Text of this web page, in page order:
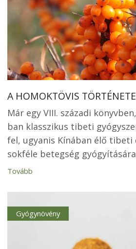
A HOMOKTÖVIS TÖRTÉNETE
Már egy VIII. századi
ban klasszikus tibeti
fel, ugyanis Kínában élő tibeti
sokféle betegség
Tovább
Gyógynövény